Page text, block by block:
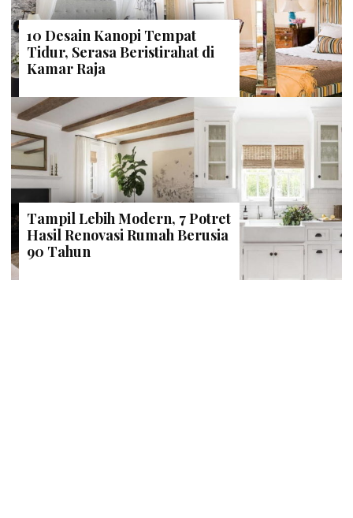
10 Desain Kanopi Tempat
Tidur, Serasa Beristirahat di
Kamar Raja
Tampil Lebih Modern, 7 Potret
Hasil Renovasi Rumah Berusia
90 Tahun